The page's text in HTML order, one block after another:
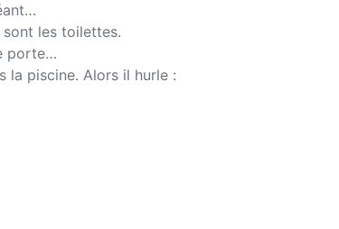
les toilettes.
porte…
la piscine. Alors il hurle :